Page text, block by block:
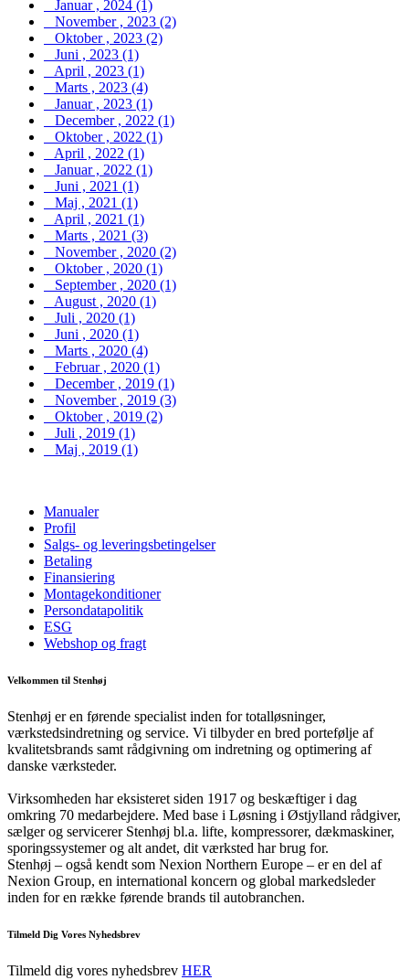
Januar , 2024 (1)
November , 2023 (2)
Oktober , 2023 (2)
Juni , 2023 (1)
April , 2023 (1)
Marts , 2023 (4)
Januar , 2023 (1)
December , 2022 (1)
Oktober , 2022 (1)
April , 2022 (1)
Januar , 2022 (1)
Juni , 2021 (1)
Maj , 2021 (1)
April , 2021 (1)
Marts , 2021 (3)
November , 2020 (2)
Oktober , 2020 (1)
September , 2020 (1)
August , 2020 (1)
Juli , 2020 (1)
Juni , 2020 (1)
Marts , 2020 (4)
Februar , 2020 (1)
December , 2019 (1)
November , 2019 (3)
Oktober , 2019 (2)
Juli , 2019 (1)
Maj , 2019 (1)
Manualer
Profil
Salgs- og leveringsbetingelser
Betaling
Finansiering
Montagekonditioner
Persondatapolitik
ESG
Webshop og fragt
Velkommen til Stenhøj
Stenhøj er en førende specialist inden for totalløsninger,
værkstedsindretning og service. Vi tilbyder en bred portefølje af
kvalitetsbrands samt rådgivning om indretning og optimering af
danske værksteder.
Virksomheden har eksisteret siden 1917 og beskæftiger i dag
omkring 70 medarbejdere. Med base i Løsning i Østjylland rådgiver,
sælger og servicerer Stenhøj bl.a. lifte, kompressorer, dækmaskiner,
sporingssystemer og alt andet, dit værksted har brug for.
Stenhøj – også kendt som Nexion Northern Europe – er en del af
Nexion Group, en international koncern og global markedsleder
inden for en række førende brands til autobranchen.
Tilmeld Dig Vores Nyhedsbrev
Tilmeld dig vores nyhedsbrev HER